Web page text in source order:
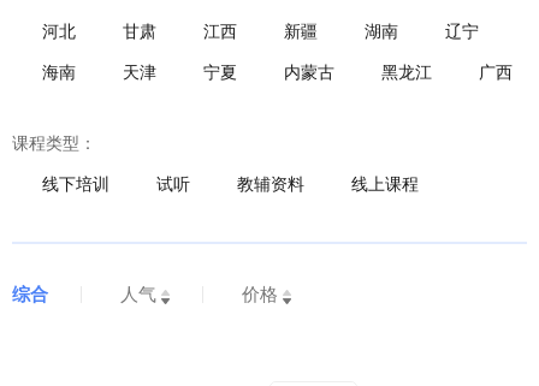
河北 甘肃 江西 新疆 湖南 辽宁
海南 天津 宁夏 内蒙古 黑龙江 广西
课程类型：
线下培训 试听 教辅资料 线上课程
综合 人气 价格